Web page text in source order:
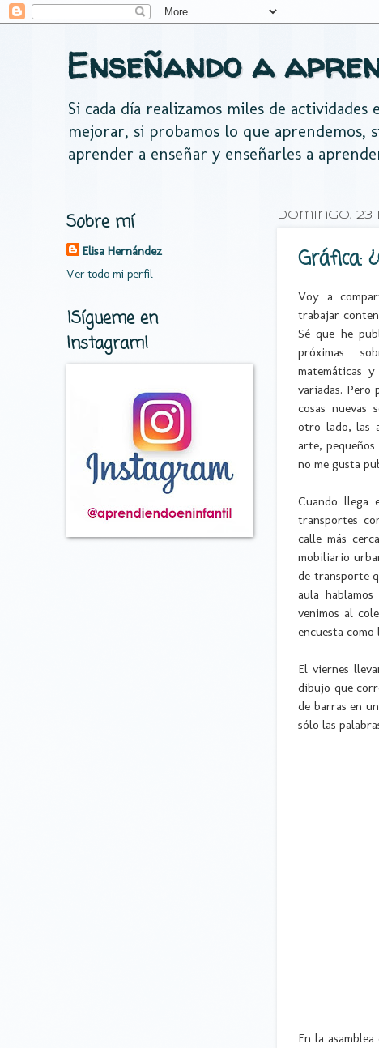
Enseñando a
Si cada día realizamos miles de
mejorar, si probamos lo que aprendemos,
aprender a enseñar y enseñarles a
domingo,
Gráfica:
Voy a
trabajar
Sé que he
próximas
matemáticas
variadas. Pero
cosas nuevas
otro lado, las
arte,
no me gusta
Cuando llega
transportes
calle más
mobiliario
de transporte
aula
venimos al
encuesta
El viernes
dibujo que
de barras en
sólo las
En la
Sobre mí
Elisa Hernández
Ver todo mi perfil
¡Sígueme en
Instagram!